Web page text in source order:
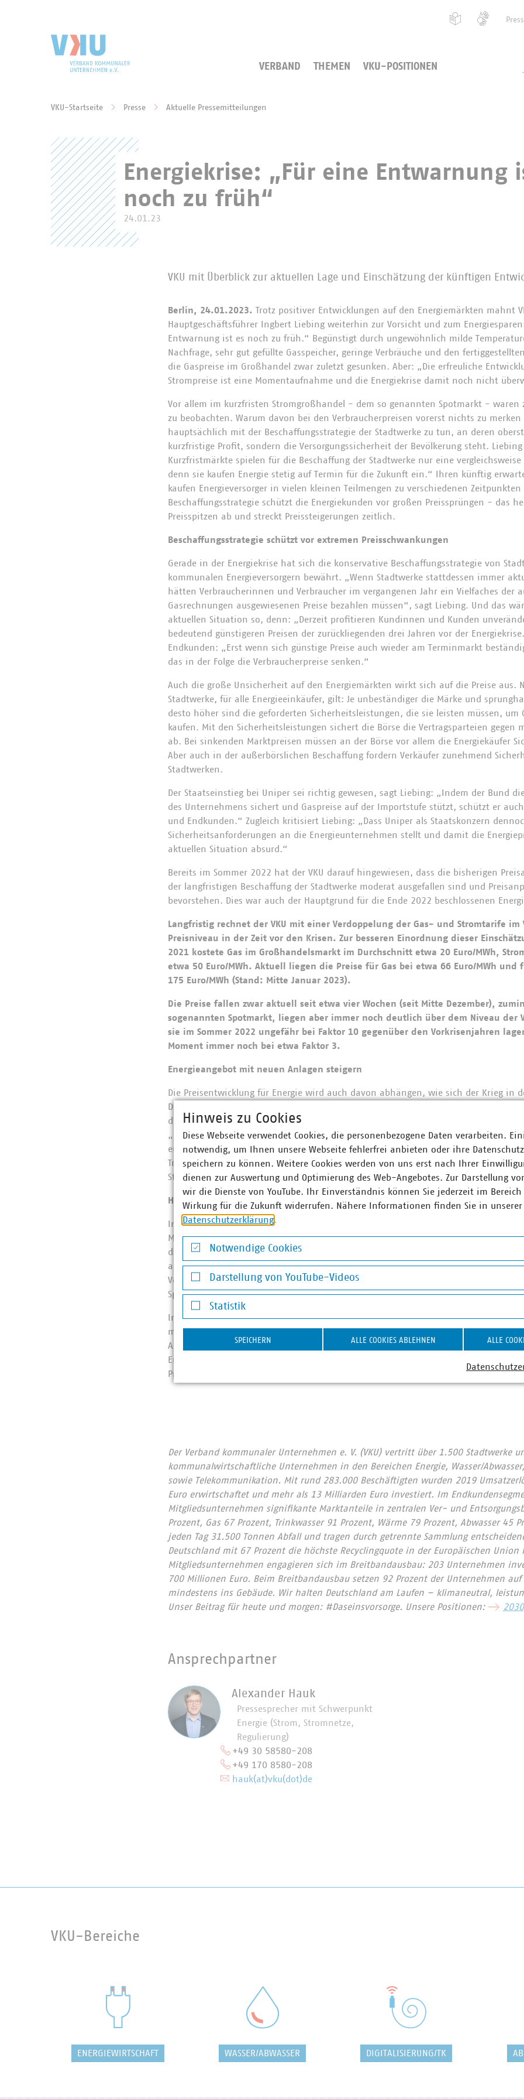
VERBAND THEMEN VKU-POSITIONEN
VKU-Startseite Presse Aktuelle Pressemitteilungen
Energiekrise: „Für eine Entwarnung
noch zu früh“
24.01.23
VKU mit Überblick zur aktuellen Lage und Einschätzung der künftigen
Berlin, 24.01.2023. Trotz positiver Entwicklungen auf den Energiemärkten mahnt
Hauptgeschäftsführer Ingbert Liebing weiterhin zur Vorsicht und zum
Entwarnung ist es noch zu früh.“ Begünstigt durch ungewöhnlich milde
Nachfrage, sehr gut gefüllte Gasspeicher, geringe Verbräuche und den
die Gaspreise im Großhandel zwar zuletzt gesunken. Aber: „Die erfreuliche
Strompreise ist eine Momentaufnahme und die Energiekrise damit noch nicht
Vor allem im kurzfristen Stromgroßhandel - dem so genannten Spotmarkt - waren
zu beobachten. Warum davon bei den Verbraucherpreisen vorerst nichts zu
hauptsächlich mit der Beschaffungsstrategie der Stadtwerke zu tun, an deren
kurzfristige Profit, sondern die Versorgungssicherheit der Bevölkerung steht.
Kurzfristmärkte spielen für die Beschaffung der Stadtwerke nur eine
denn sie kaufen Energie stetig auf Termin für die Zukunft ein.“ Ihren künftig
kaufen Energieversorger in vielen kleinen Teilmengen zu verschiedenen
Beschaffungsstrategie schützt die Energiekunden vor großen Preissprüngen - das
Preisspitzen ab und streckt Preissteigerungen zeitlich.
Beschaffungsstrategie schützt vor extremen Preisschwankungen
Gerade in der Energiekrise hat sich die konservative Beschaffungsstrategie von
kommunalen Energieversorgern bewährt. „Wenn Stadtwerke stattdessen immer
hätten Verbraucherinnen und Verbraucher im vergangenen Jahr ein Vielfaches der
Gasrechnungen ausgewiesenen Preise bezahlen müssen“, sagt Liebing. Und das
aktuellen Situation so, denn: „Derzeit profitieren Kundinnen und Kunden
bedeutend günstigeren Preisen der zurückliegenden drei Jahren vor der
Endkunden: „Erst wenn sich günstige Preise auch wieder am Terminmarkt
das in der Folge die Verbraucherpreise senken.“
Auch die große Unsicherheit auf den Energiemärkten wirkt sich auf die Preise aus.
Stadtwerke, für alle Energieeinkäufer, gilt: Je unbeständiger die Märke und
desto höher sind die geforderten Sicherheitsleistungen, die sie leisten müssen, um
kaufen. Mit den Sicherheitsleistungen sichert die Börse die Vertragsparteien gegen
ab. Bei sinkenden Marktpreisen müssen an der Börse vor allem die Energiekäufer
Aber auch in der außerbörslichen Beschaffung fordern Verkäufer zunehmend
Stadtwerken.
Der Staatseinstieg bei Uniper sei richtig gewesen, sagt Liebing: „Indem der Bund
des Unternehmens sichert und Gaspreise auf der Importstufe stützt, schützt er
und Endkunden.“ Zugleich kritisiert Liebing: „Dass Uniper als Staatskonzern
Sicherheitsanforderungen an die Energieunternehmen stellt und damit die
aktuellen Situation absurd.“
Bereits im Sommer 2022 hat der VKU darauf hingewiesen, dass die bisherigen
der langfristigen Beschaffung der Stadtwerke moderat ausgefallen sind und
bevorstehen. Dies war auch der Hauptgrund für die Ende 2022 beschlossenen
Langfristig rechnet der VKU mit einer Verdoppelung der Gas- und Stromtarife im
Preisniveau in der Zeit vor den Krisen. Zur besseren Einordnung dieser
2021 kostete Gas im Großhandelsmarkt im Durchschnitt etwa 20 Euro/MWh,
etwa 50 Euro/MWh. Aktuell liegen die Preise für Gas bei etwa 66 Euro/MWh und
175 Euro/MWh (Stand: Mitte Januar 2023).
Die Preise fallen zwar aktuell seit etwa vier Wochen (seit Mitte Dezember),
sogenannten Spotmarkt, liegen aber immer noch deutlich über dem Niveau der
sie im Sommer 2022 ungefähr bei Faktor 10 gegenüber den Vorkrisenjahren
Moment immer noch bei etwa Faktor 3.
Energieangebot mit neuen Anlagen steigern
Die Preisentwicklung für Energie wird auch davon abhängen, wie sich der Krieg in
Deutschland wird zwar in absehbarer Zeit den Wegfall des russischen Gases
damit verbundene Umbau der Infrastruktur ist allerdings zeitintensiv und mit
„Grundlage für niedrige Energiepreise ist ein großes Energieangebot“, sagt Liebing.
erneuerbaren Energien massiv und schnell ausgebaut werden. „Und wir brauchen
Transformationskraftwerke, die flankierend zum Ausbau von erneuerbaren Energien
Stromversorgung sorgen“, so Liebing.
Hoher Beratungsbedarf in Kundenzentren
In den Kundenzentren der Stadtwerke herrscht währenddessen ein anhaltend
Mittelpunkt stehen Fragen zur Gas- und Wärme- sowie Strompreisbremse. Die
derzeit keinen Spielraum für individuelle Lösungen. Stadtwerke und kommunalen
an die gesetzlichen Vorgaben halten, die den Handlungsrahmen definieren.
Vergünstigungen für die Verbraucher haben die Preisbremsengesetze strenge
Spielraum der Versorger ein. Damit soll Missbrauch verhindert werden“, so Liebing.
In diesem Zusammenhang betont der VKU, dass die Behörden ausreichende
missbräuchliches Verhalten zu untersuchen und zu ahnden. „Aus Sicht der
Aufsicht auch wahrgenommen werden“, so Liebing. Die Herausforderungen der
Energiewirtschaft würden eher im erneuten Aufkommen der Billiganbieter liegen,
Preise erneut nutzen könnten, um Kunden mit nicht abgesicherten Angeboten
Der Verband kommunaler Unternehmen e. V. (VKU) vertritt über 1.500 Stadtwerke
kommunalwirtschaftliche Unternehmen in den Bereichen Energie, Wasser/
sowie Telekommunikation. Mit rund 283.000 Beschäftigten wurden 2019
Euro erwirtschaftet und mehr als 13 Milliarden Euro investiert. Im
Mitgliedsunternehmen signifikante Marktanteile in zentralen Ver- und
Prozent, Gas 67 Prozent, Trinkwasser 91 Prozent, Wärme 79 Prozent, Abwasser 45
jeden Tag 31.500 Tonnen Abfall und tragen durch getrennte Sammlung
Deutschland mit 67 Prozent die höchste Recyclingquote in der Europäischen
Mitgliedsunternehmen engagieren sich im Breitbandausbau: 203 Unternehmen
700 Millionen Euro. Beim Breitbandausbau setzen 92 Prozent der Unternehmen auf
mindestens ins Gebäude. Wir halten Deutschland am Laufen – klimaneutral,
Unser Beitrag für heute und morgen: #Daseinsvorsorge. Unsere Positionen:
Ansprechpartner
Alexander Hauk
Pressesprecher mit Schwerpunkt
Energie (Strom, Stromnetze,
Regulierung)
+49 30 58580-208
+49 170 8580-208
hauk(at)vku(dot)de
VKU-Bereiche
ENERGIEWIRTSCHAFT WASSER/ABWASSER DIGITALISIERUNG/TK
Hinweis zu Cookies
Diese Webseite verwendet Cookies, die personenbezogene Daten verarbeiten.
notwendig, um Ihnen unsere Webseite fehlerfrei anbieten oder ihre
speichern zu können. Weitere Cookies werden von uns erst nach Ihrer
dienen zur Auswertung und Optimierung des Web-Angebotes. Zur Darstellung
wir die Dienste von YouTube. Ihr Einverständnis können Sie jederzeit im
Wirkung für die Zukunft widerrufen. Nähere Informationen finden Sie in unserer
Datenschutzerklärung.
Notwendige Cookies
Notwendige Cookies
Darstellung von YouTube-Videos
Darstellung von YouTube-Videos
Statistik
Statistik
SPEICHERN ALLE COOKIES ABLEHNEN ALLE